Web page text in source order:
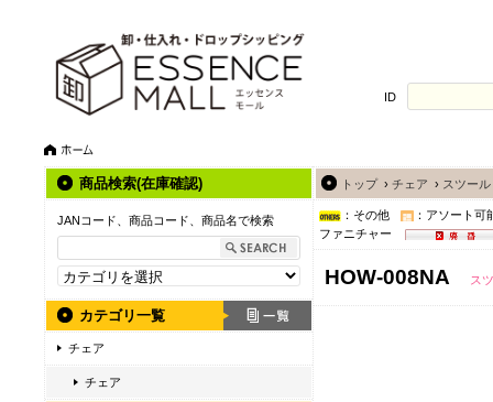
ID
商品検索(在庫確認)
JANコード、商品コード、商品名で検索
カテゴリ一覧
チェア
チェア
トップ› チェア › スツール
：その他
：アソート可
ファニチャー
HOW-008NA ス